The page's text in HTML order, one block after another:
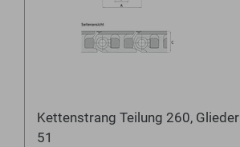
Kettenstrang Teilung 260, Glieder
51